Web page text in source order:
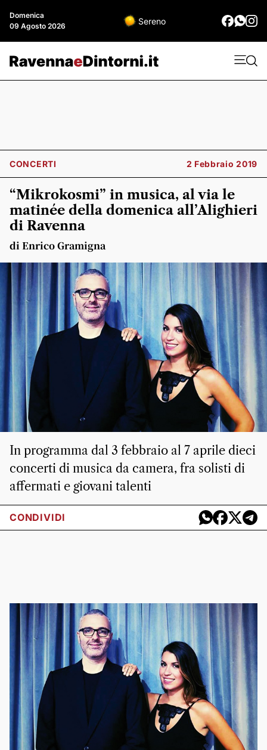
Domenica
09 Agosto 2026
Sereno
CONCERTI 2 Febbraio 2019
“Mikrokosmi” in musica, al via le
matinée della domenica all’Alighieri
di Ravenna
di Enrico Gramigna
In programma dal 3 febbraio al 7 aprile dieci
concerti di musica da camera, fra solisti di
affermati e giovani talenti
CONDIVIDI